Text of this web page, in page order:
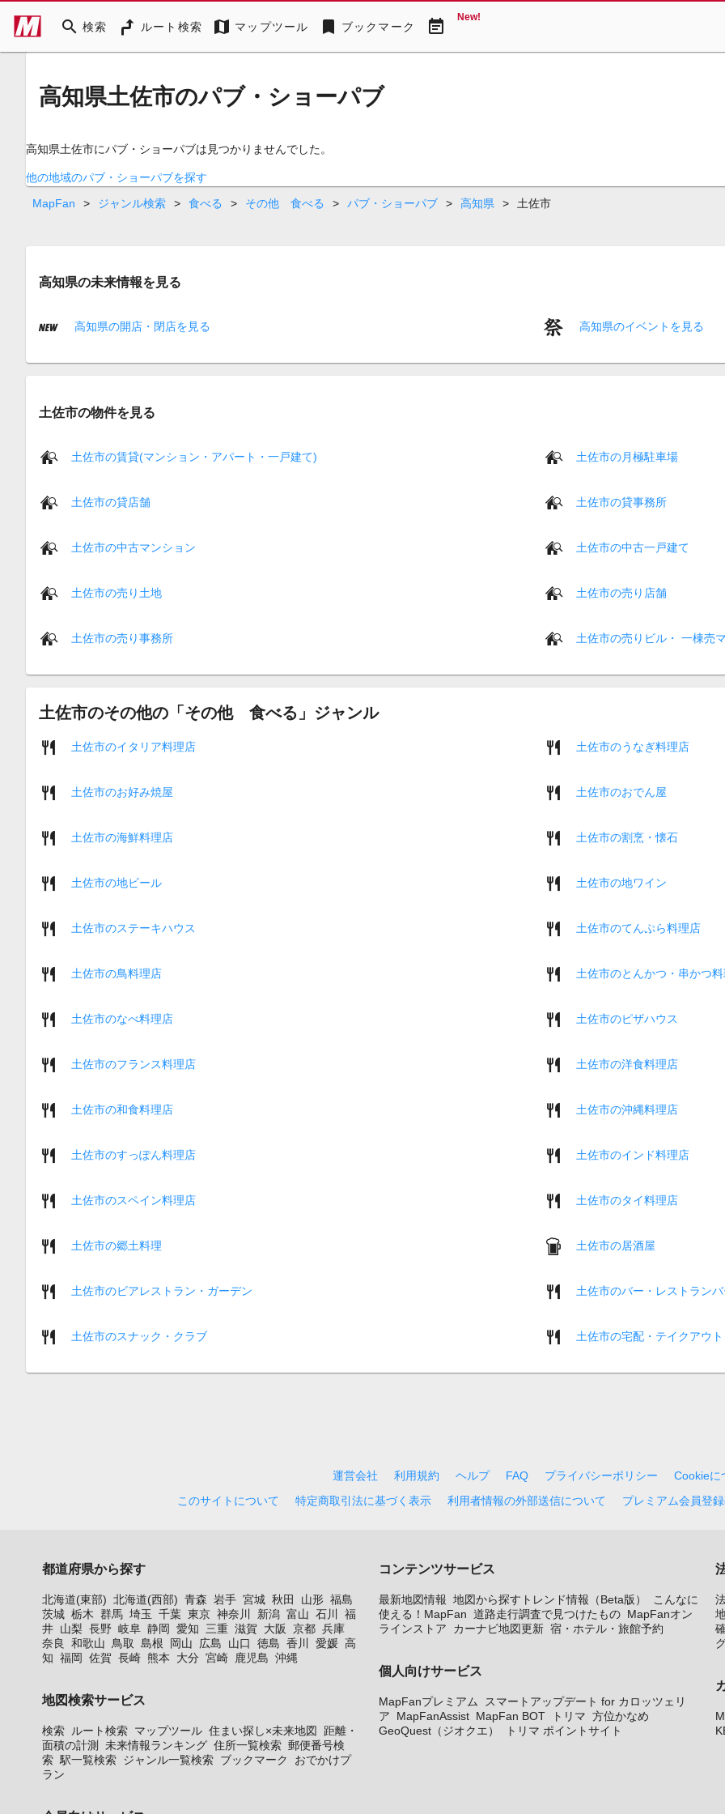
search 検索 ルート検索 map マップツール bookmark ブックマーク event_note New!
高知県土佐市のパブ・ショーパブ
高知県土佐市にパブ・ショーパブは見つかりませんでした。
他の地域のパブ・ショーパブを探す
MapFan
> ジャンル検索 > 食べる > その他 食べる > パブ・ショーパブ > 高知県 > 土佐市
高知県の未来情報を見る
高知県の開店・閉店を見る 高知県のイベントを見る
土佐市の物件を見る
土佐市の賃貸(マンション・アパート・一戸建て) 土佐市の月極駐車場
土佐市の貸店舗 土佐市の貸事務所
土佐市の中古マンション 土佐市の中古一戸建て
土佐市の売り土地 土佐市の売り店舗
土佐市の売り事務所 土佐市の売りビル・ 一棟売
土佐市のその他の「その他 食べる」ジャンル
土佐市のイタリア料理店 土佐市のうなぎ料理店
土佐市のお好み焼屋 土佐市のおでん屋
土佐市の海鮮料理店 土佐市の割烹・懐石
土佐市の地ビール 土佐市の地ワイン
土佐市のステーキハウス 土佐市のてんぷら料理店
土佐市の鳥料理店 土佐市のとんかつ・串かつ
土佐市のなべ料理店 土佐市のピザハウス
土佐市のフランス料理店 土佐市の洋食料理店
土佐市の和食料理店 土佐市の沖縄料理店
土佐市のすっぽん料理店 土佐市のインド料理店
土佐市のスペイン料理店 土佐市のタイ料理店
土佐市の郷土料理 土佐市の居酒屋
土佐市のビアレストラン・ガーデン 土佐市のバー・レストラン
土佐市のスナック・クラブ 土佐市の宅配・テイクアウト
運営会社 利用規約 ヘルプ FAQ プライバシーポリシー
Cookieに
このサイトについて
特定商取引法に基づく表示 利用者情報の外部送信について プレミアム会員登
都道府県から探す
北海道(東部) 北海道(西部) 青森 岩手 宮城 秋田 山形 福島
茨城 栃木 群馬 埼玉 千葉 東京 神奈川 新潟 富山 石川
福
井 山梨 長野 岐阜 静岡 愛知 三重 滋賀 大阪 京都 兵庫
奈良
和歌山 鳥取 島根 岡山 広島 山口 徳島 香川 愛媛 高
知 福岡 佐賀 長崎 熊本 大分 宮崎 鹿児島 沖縄
地図検索サービス
検索 ルート検索 マップツール 住まい探し×未来地図
距離・
面積の計測 未来情報ランキング 住所一覧検索 郵便番号検
索 駅一覧検索 ジャンル一覧検索 ブックマーク
おでかけプ
ラン
コンテンツサービス
最新地図情報 地図から探すトレンド情報（Beta版）
こんなに
使える！MapFan 道路走行調査で見つけたもの MapFanオン
ラインストア
カーナビ地図更新 宿・ホテル・旅館予約
個人向けサービス
MapFanプレミアム
スマートアップデート for カロッツェリ
ア
MapFanAssist MapFan BOT トリマ 方位かなめ
GeoQuest（ジオクエ）
トリマ ポイントサイト